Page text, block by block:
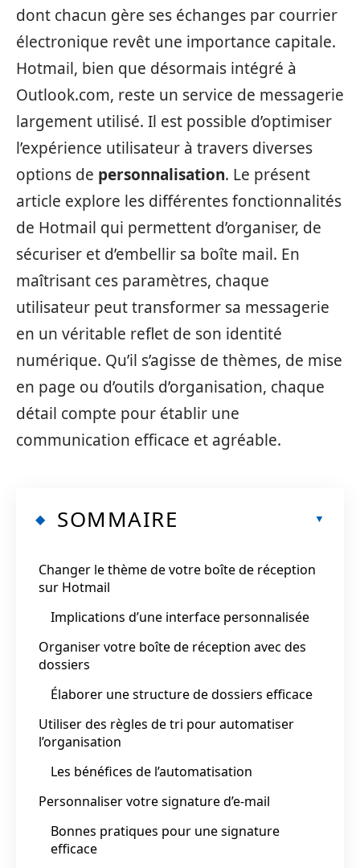
dont chacun gère ses échanges par courrier
électronique revêt une importance capitale.
Hotmail, bien que désormais intégré à
Outlook.com, reste un service de messagerie
largement utilisé. Il est possible d’optimiser
l’expérience utilisateur à travers diverses
options de personnalisation. Le présent
article explore les différentes fonctionnalités
de Hotmail qui permettent d’organiser, de
sécuriser et d’embellir sa boîte mail. En
maîtrisant ces paramètres, chaque
utilisateur peut transformer sa messagerie
en un véritable reflet de son identité
numérique. Qu’il s’agisse de thèmes, de mise
en page ou d’outils d’organisation, chaque
détail compte pour établir une
communication efficace et agréable.
SOMMAIRE
Changer le thème de votre boîte de réception
sur Hotmail
Implications d’une interface personnalisée
Organiser votre boîte de réception avec des
dossiers
Élaborer une structure de dossiers efficace
Utiliser des règles de tri pour automatiser
l’organisation
Les bénéfices de l’automatisation
Personnaliser votre signature d’e-mail
Bonnes pratiques pour une signature
efficace